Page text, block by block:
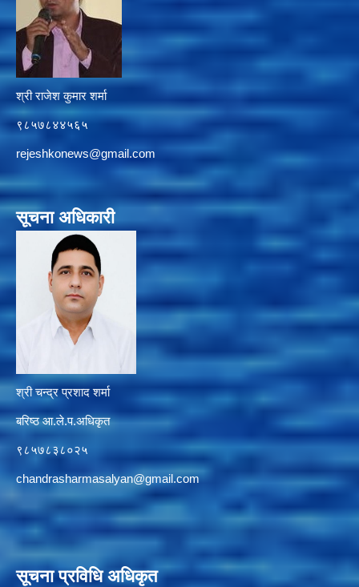
श्री राजेश कुमार शर्मा
९८५७८४४५६५
rejeshkonews@gmail.com
सूचना अधिकारी
श्री चन्द्र प्रशाद शर्मा
बरिष्ठ आ.ले.प.अधिकृत
९८५७८३८०२५
chandrasharmasalyan@gmail.com
सूचना प्रविधि अधिकृत